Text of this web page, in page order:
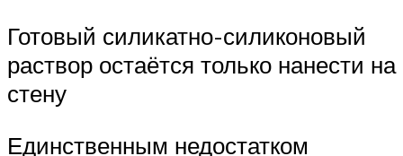
Готовый силикатно-силиконовый
раствор остаётся только нанести на
стену
Единственным недостатком